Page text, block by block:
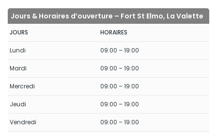
Jours & Horaires d’ouverture – Fort St Elmo, La Valette
JOURS HORAIRES
Lundi 09:00 – 19:00
Mardi 09:00 – 19:00
Mercredi 09:00 – 19:00
Jeudi 09:00 – 19:00
Vendredi 09:00 – 19:00